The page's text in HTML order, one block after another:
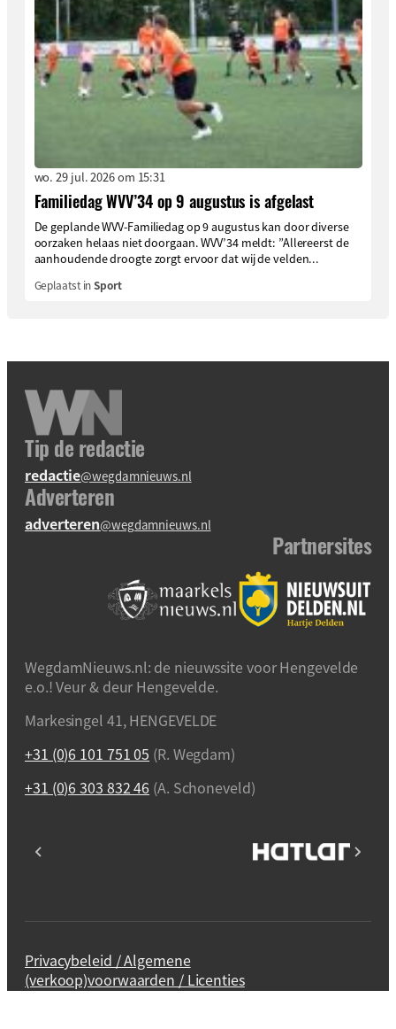
wo. 29 jul. 2026 om 15:31
Familiedag WVV’34 op 9 augustus is afgelast
De geplande WVV-Familiedag op 9 augustus kan door diverse
oorzaken helaas niet doorgaan. WVV’34 meldt: ”Allereerst de
aanhoudende droogte zorgt ervoor dat wij de velden...
Geplaatst inSport
Tip de redactie
redactie@wegdamnieuws.nl
Adverteren
adverteren@wegdamnieuws.nl
Partnersites
WegdamNieuws.nl: de nieuwssite voor Hengevelde
e.o.! Veur & deur Hengevelde.
Markesingel 41, HENGEVELDE
+31 (0)6 101 751 05 (R. Wegdam)
+31 (0)6 303 832 46 (A. Schoneveld)
Privacybeleid / Algemene
(verkoop)voorwaarden / Licenties